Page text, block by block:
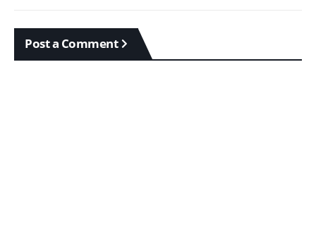
Post a Comment